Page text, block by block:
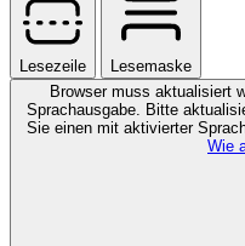
Lesezeile
Lesemaske
Browser muss aktualisiert
Sprachausgabe. Bitte
Sie einen mit aktivierter
Wie